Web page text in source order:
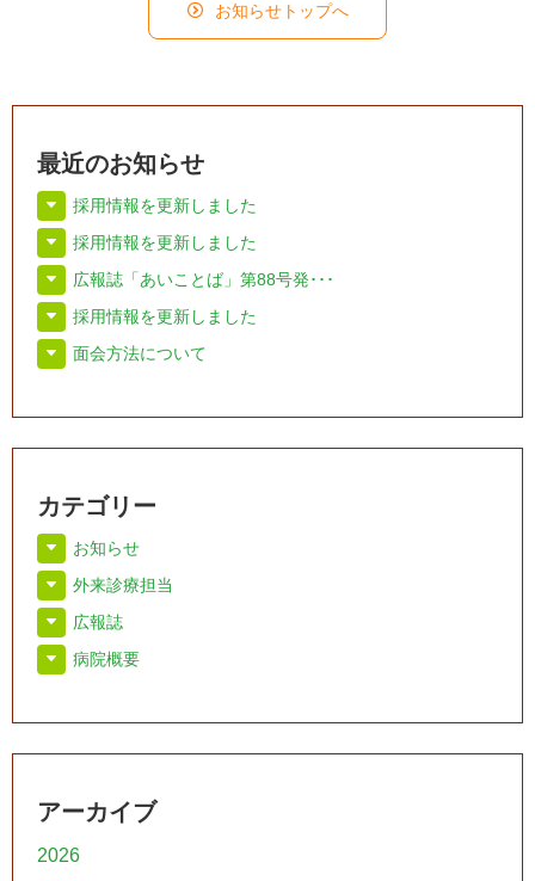
お知らせトップへ
最近のお知らせ
採用情報を更新しました
採用情報を更新しました
広報誌「あいことば」第88号発･･･
採用情報を更新しました
面会方法について
カテゴリー
お知らせ
外来診療担当
広報誌
病院概要
アーカイブ
2026